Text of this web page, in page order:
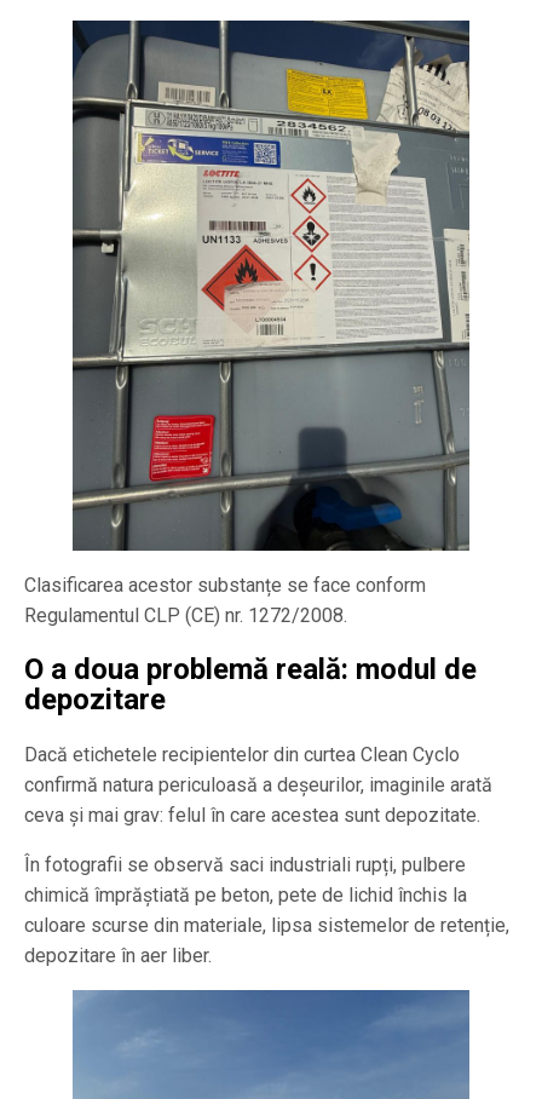
Clasificarea acestor substanțe se face conform
Regulamentul CLP (CE) nr. 1272/2008.
O a doua problemă reală: modul de
depozitare
Dacă etichetele recipientelor din curtea Clean Cyclo
confirmă natura periculoasă a deșeurilor, imaginile arată
ceva și mai grav: felul în care acestea sunt depozitate.
În fotografii se observă saci industriali rupți, pulbere
chimică împrăștiată pe beton, pete de lichid închis la
culoare scurse din materiale, lipsa sistemelor de retenție,
depozitare în aer liber.